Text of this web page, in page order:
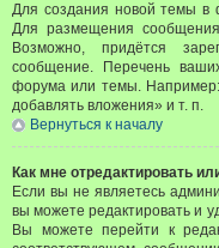
Для создания новой темы в
Для размещения
Возможно, придётся
сообщение. Перечень
форума или темы.
добавлять вложения» и т. п.
Вернуться к началу
Как мне отредактировать
Если вы не являетесь
вы можете редактировать и
Вы можете перейти к